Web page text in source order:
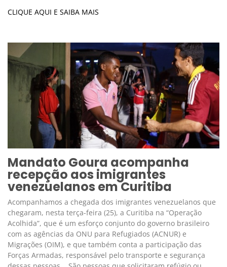
CLIQUE AQUI E SAIBA MAIS
Mandato Goura acompanha
recepção aos imigrantes
venezuelanos em Curitiba
Acompanhamos a chegada dos imigrantes venezuelanos que
chegaram, nesta terça-feira (25), a Curitiba na “Operação
Acolhida”, que é um esforço conjunto do governo brasileiro
com as agências da ONU para Refugiados (ACNUR) e
Migrações (OIM), e que também conta a participação das
Forças Armadas, responsável pelo transporte e segurança